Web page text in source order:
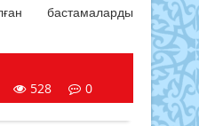
бастамаларды
528 0